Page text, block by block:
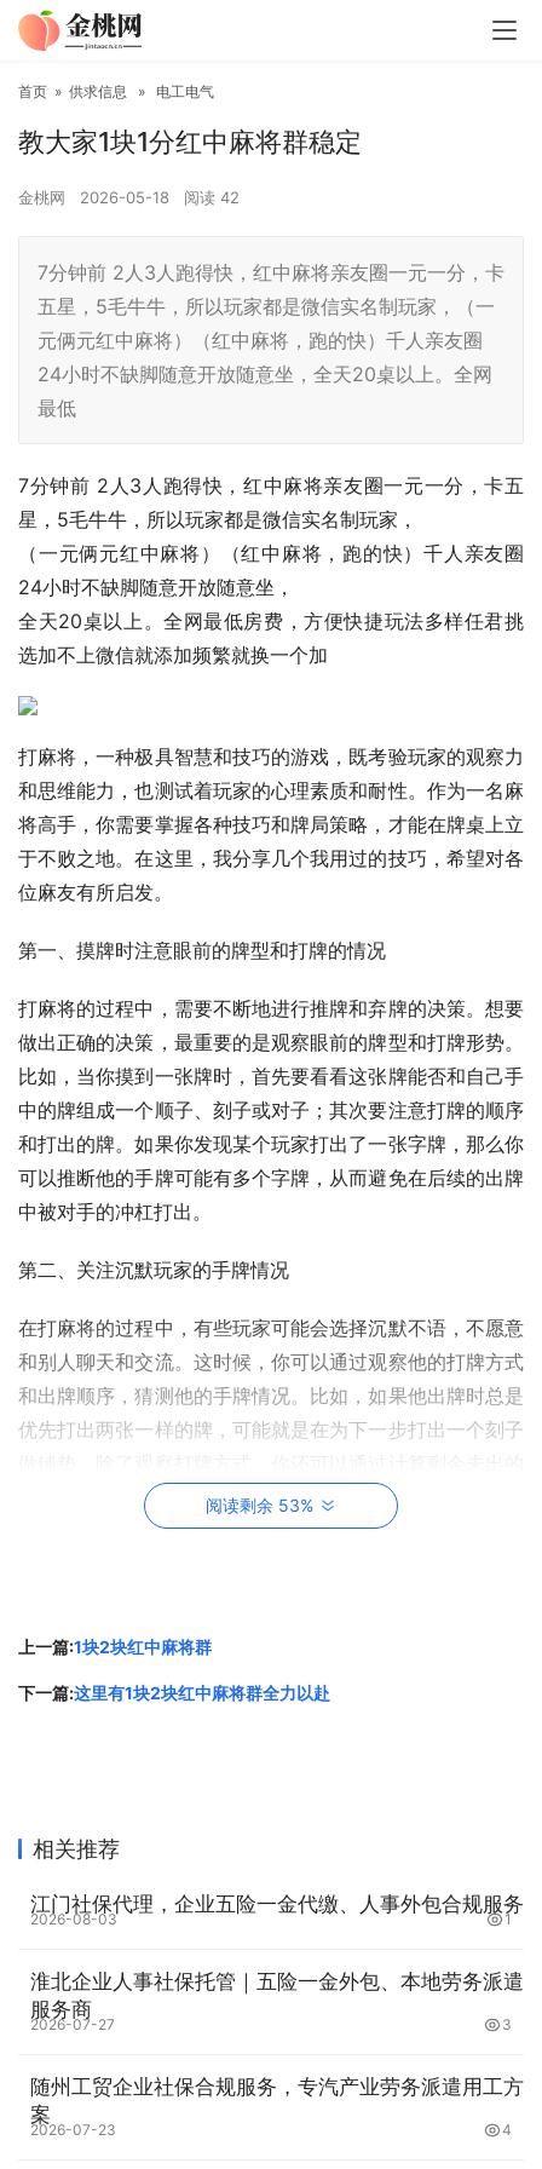
首页 » 供求信息 » 电工电气
教大家1块1分红中麻将群稳定
金桃网 2026-05-18 阅读 42
7分钟前 2人3人跑得快，红中麻将亲友圈一元一分，卡
五星，5毛牛牛，所以玩家都是微信实名制玩家，（一
元俩元红中麻将）（红中麻将，跑的快）千人亲友圈
24小时不缺脚随意开放随意坐，全天20桌以上。全网
最低
7分钟前 2人3人跑得快，红中麻将亲友圈一元一分，卡五
星，5毛牛牛，所以玩家都是微信实名制玩家，
（一元俩元红中麻将）（红中麻将，跑的快）千人亲友圈
24小时不缺脚随意开放随意坐，
全天20桌以上。全网最低房费，方便快捷玩法多样任君挑
选加不上微信就添加频繁就换一个加
打麻将，一种极具智慧和技巧的游戏，既考验玩家的观察力
和思维能力，也测试着玩家的心理素质和耐性。作为一名麻
将高手，你需要掌握各种技巧和牌局策略，才能在牌桌上立
于不败之地。在这里，我分享几个我用过的技巧，希望对各
位麻友有所启发。
第一、摸牌时注意眼前的牌型和打牌的情况
打麻将的过程中，需要不断地进行推牌和弃牌的决策。想要
做出正确的决策，最重要的是观察眼前的牌型和打牌形势。
比如，当你摸到一张牌时，首先要看看这张牌能否和自己手
中的牌组成一个顺子、刻子或对子；其次要注意打牌的顺序
和打出的牌。如果你发现某个玩家打出了一张字牌，那么你
可以推断他的手牌可能有多个字牌，从而避免在后续的出牌
中被对手的冲杠打出。
第二、关注沉默玩家的手牌情况
在打麻将的过程中，有些玩家可能会选择沉默不语，不愿意
和别人聊天和交流。这时候，你可以通过观察他的打牌方式
和出牌顺序，猜测他的手牌情况。比如，如果他出牌时总是
优先打出两张一样的牌，可能就是在为下一步打出一个刻子
牌数来猜测对手的手牌情况。
不同。暗杠适用于手中已有三张相同的牌，这时可以选择暗
杠，算法会比明杠更高，不会让其他玩家知道你的手牌情
在麻将游戏中，局面的变化是非常快速的，一张牌的选择错
漏，就可能扭转整个局面。因此，在打牌的时候，需要时刻
紧握局势，做出正确的决策。有时候，你需要主动出牌来稳
住局面，比如选择一张比较平稳的牌打出，避免打出一张打
通，互相协调和配合，达成共同的目标。
阅读剩余 53%
上一篇:1块2块红中麻将群
下一篇:这里有1块2块红中麻将群全力以赴
相关推荐
江门社保代理，企业五险一金代缴、人事外包合规服务
2026-08-03 1
淮北企业人事社保托管｜五险一金外包、本地劳务派遣
服务商
2026-07-27 3
随州工贸企业社保合规服务，专汽产业劳务派遣用工方
案
2026-07-23 4